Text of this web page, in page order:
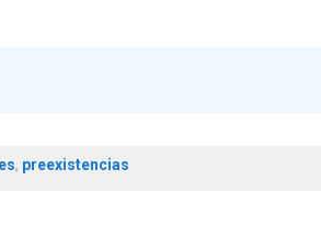
, preexistencias